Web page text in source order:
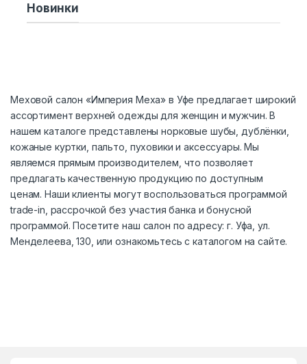
Новинки
Меховой салон «Империя Меха» в Уфе предлагает широкий
ассортимент верхней одежды для женщин и мужчин. В
нашем каталоге представлены норковые шубы, дублёнки,
кожаные куртки, пальто, пуховики и аксессуары. Мы
являемся прямым производителем, что позволяет
предлагать качественную продукцию по доступным
ценам. Наши клиенты могут воспользоваться программой
trade-in, рассрочкой без участия банка и бонусной
программой. Посетите наш салон по адресу: г. Уфа, ул.
Менделеева, 130, или ознакомьтесь с каталогом на сайте.